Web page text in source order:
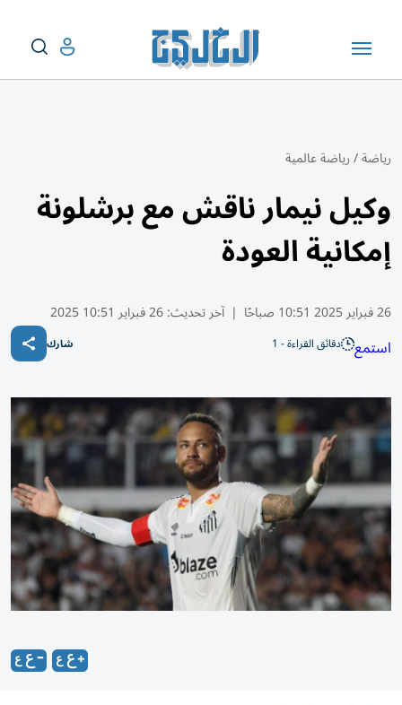
رياضة/رياضة عالمية
وكيل نيمار ناقش مع برشلونة
إمكانية العودة
26 فبراير 2025 10:51 صباحًا | آخر تحديث:26 فبراير 10:51 2025
استمع دقائق القراءة - 1 شارك